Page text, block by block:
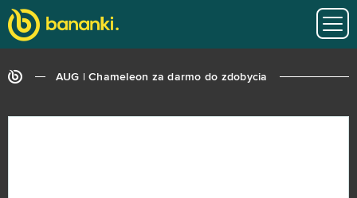
AUG | Chameleon za darmo do zdobycia